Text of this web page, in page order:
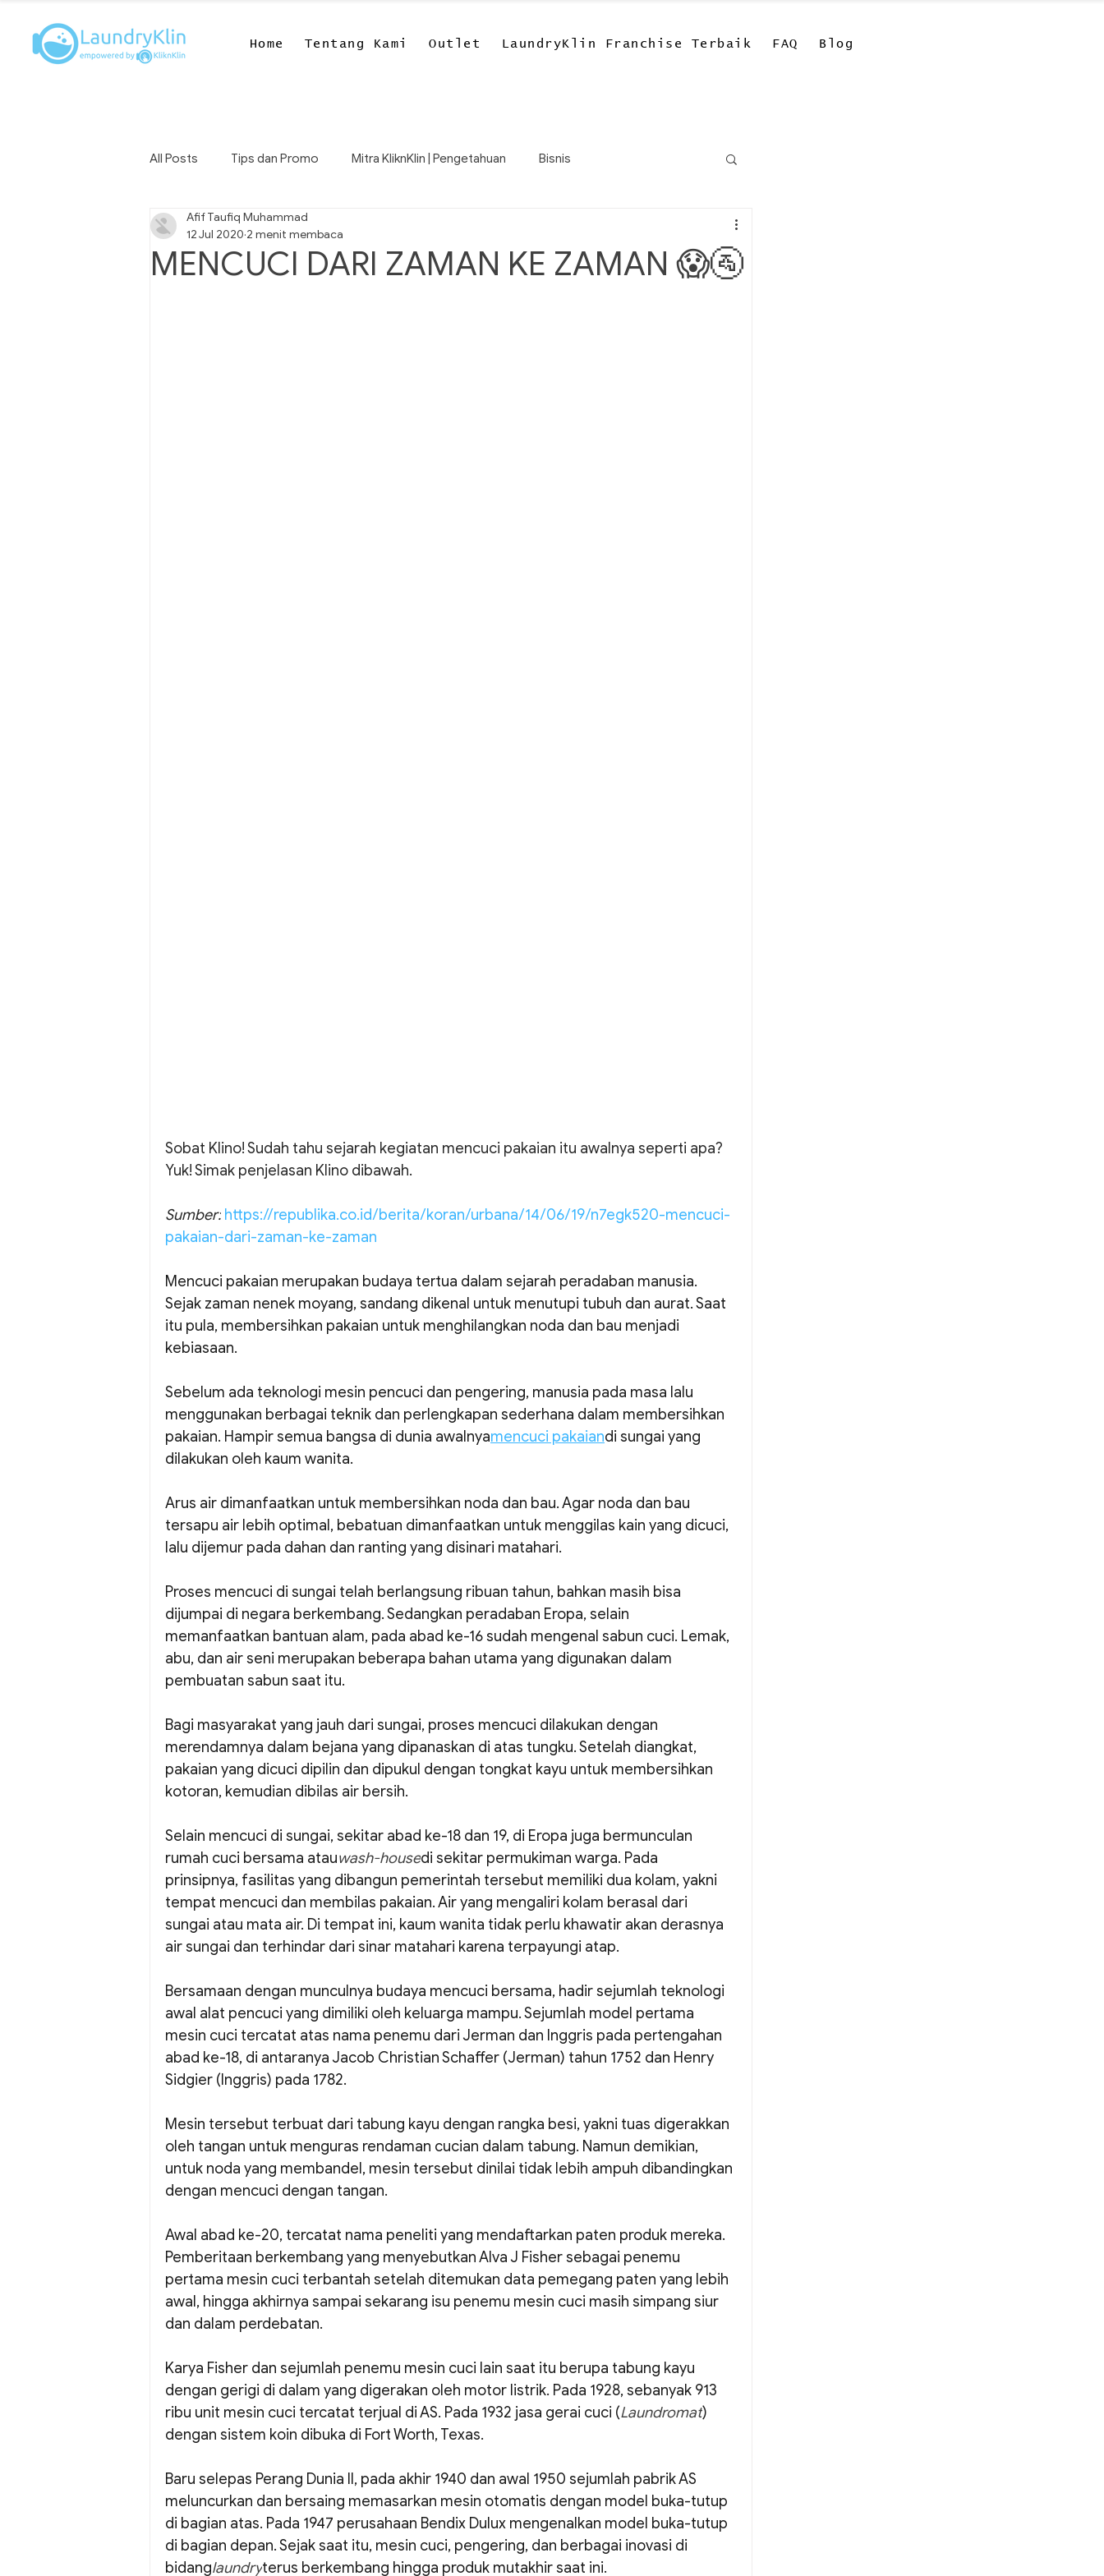
Home Tentang Kami Outlet LaundryKlin Franchise Terbaik FAQ Blog
All Posts Tips dan Promo Mitra KliknKlin | Pengetahuan Bisnis
MENCUCI DARI ZAMAN KE ZAMAN 😱🚰
Afif Taufiq Muhammad
12 Jul 2020 2 menit membaca
Sobat Klino! Sudah tahu sejarah kegiatan mencuci pakaian itu awalnya seperti apa?
Yuk! Simak penjelasan Klino dibawah.
Sumber: https://republika.co.id/berita/koran/urbana/14/06/19/n7egk520-mencuci-
pakaian-dari-zaman-ke-zaman
Mencuci pakaian merupakan budaya tertua dalam sejarah peradaban manusia.
Sejak zaman nenek moyang, sandang dikenal untuk menutupi tubuh dan aurat. Saat
itu pula, membersihkan pakaian untuk menghilangkan noda dan bau menjadi
kebiasaan.
Sebelum ada teknologi mesin pencuci dan pengering, manusia pada masa lalu
menggunakan berbagai teknik dan perlengkapan sederhana dalam membersihkan
pakaian. Hampir semua bangsa di dunia awalnyamencuci pakaiandi sungai yang
dilakukan oleh kaum wanita.
Arus air dimanfaatkan untuk membersihkan noda dan bau. Agar noda dan bau
tersapu air lebih optimal, bebatuan dimanfaatkan untuk menggilas kain yang dicuci,
lalu dijemur pada dahan dan ranting yang disinari matahari.
Proses mencuci di sungai telah berlangsung ribuan tahun, bahkan masih bisa
dijumpai di negara berkembang. Sedangkan peradaban Eropa, selain
memanfaatkan bantuan alam, pada abad ke-16 sudah mengenal sabun cuci. Lemak,
abu, dan air seni merupakan beberapa bahan utama yang digunakan dalam
pembuatan sabun saat itu.
Bagi masyarakat yang jauh dari sungai, proses mencuci dilakukan dengan
merendamnya dalam bejana yang dipanaskan di atas tungku. Setelah diangkat,
pakaian yang dicuci dipilin dan dipukul dengan tongkat kayu untuk membersihkan
kotoran, kemudian dibilas air bersih.
Selain mencuci di sungai, sekitar abad ke-18 dan 19, di Eropa juga bermunculan
rumah cuci bersama atauwash-housedi sekitar permukiman warga. Pada
prinsipnya, fasilitas yang dibangun pemerintah tersebut memiliki dua kolam, yakni
tempat mencuci dan membilas pakaian. Air yang mengaliri kolam berasal dari
sungai atau mata air. Di tempat ini, kaum wanita tidak perlu khawatir akan derasnya
air sungai dan terhindar dari sinar matahari karena terpayungi atap.
Bersamaan dengan munculnya budaya mencuci bersama, hadir sejumlah teknologi
awal alat pencuci yang dimiliki oleh keluarga mampu. Sejumlah model pertama
mesin cuci tercatat atas nama penemu dari Jerman dan Inggris pada pertengahan
abad ke-18, di antaranya Jacob Christian Schaffer (Jerman) tahun 1752 dan Henry
Sidgier (Inggris) pada 1782.
Mesin tersebut terbuat dari tabung kayu dengan rangka besi, yakni tuas digerakkan
oleh tangan untuk menguras rendaman cucian dalam tabung. Namun demikian,
untuk noda yang membandel, mesin tersebut dinilai tidak lebih ampuh dibandingkan
dengan mencuci dengan tangan.
Awal abad ke-20, tercatat nama peneliti yang mendaftarkan paten produk mereka.
Pemberitaan berkembang yang menyebutkan Alva J Fisher sebagai penemu
pertama mesin cuci terbantah setelah ditemukan data pemegang paten yang lebih
awal, hingga akhirnya sampai sekarang isu penemu mesin cuci masih simpang siur
dan dalam perdebatan.
Karya Fisher dan sejumlah penemu mesin cuci lain saat itu berupa tabung kayu
dengan gerigi di dalam yang digerakan oleh motor listrik. Pada 1928, sebanyak 913
ribu unit mesin cuci tercatat terjual di AS. Pada 1932 jasa gerai cuci (Laundromat)
dengan sistem koin dibuka di Fort Worth, Texas.
Baru selepas Perang Dunia II, pada akhir 1940 dan awal 1950 sejumlah pabrik AS
meluncurkan dan bersaing memasarkan mesin otomatis dengan model buka-tutup
di bagian atas. Pada 1947 perusahaan Bendix Dulux mengenalkan model buka-tutup
di bagian depan. Sejak saat itu, mesin cuci, pengering, dan berbagai inovasi di
bidanglaundryterus berkembang hingga produk mutakhir saat ini.